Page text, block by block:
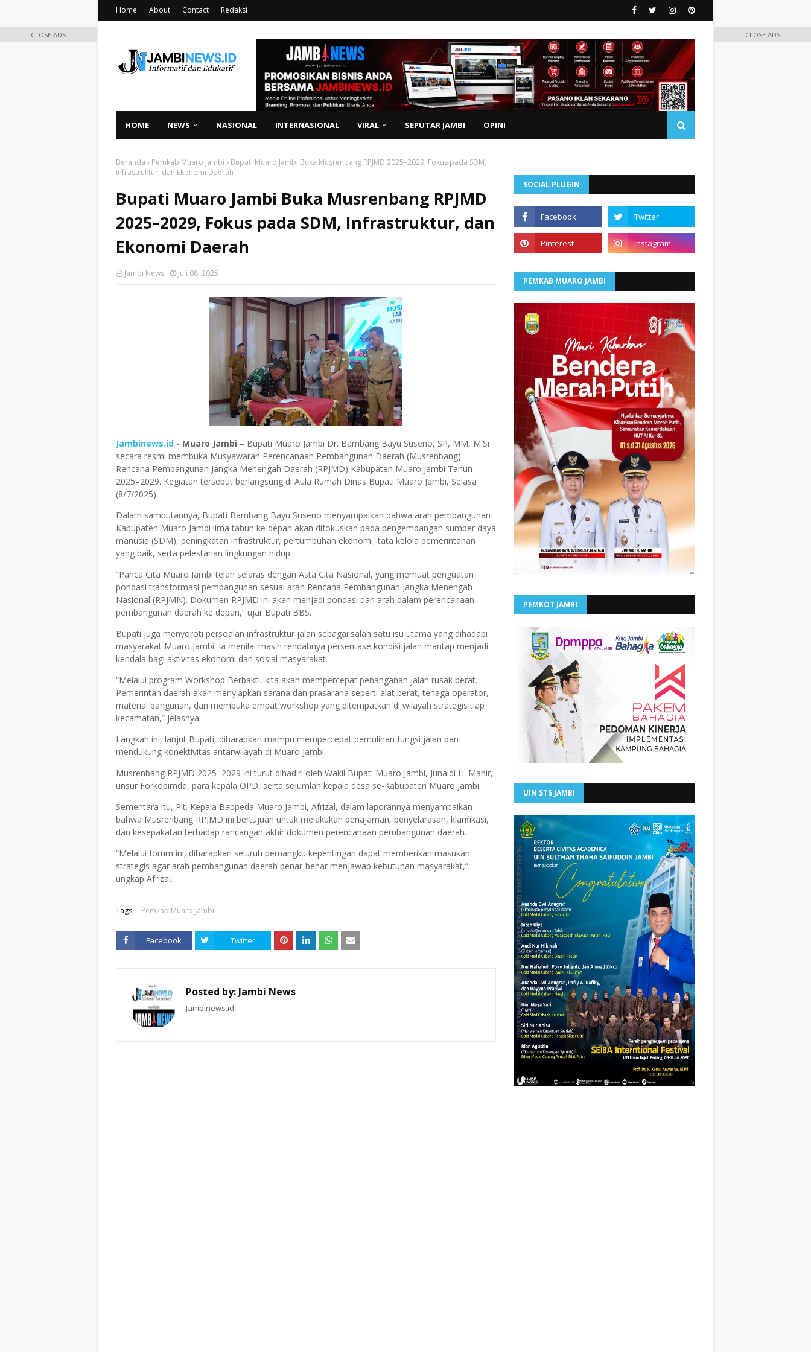
Home About Contact Redaksi
HOME NEWS NASIONAL INTERNASIONAL VIRAL SEPUTAR JAMBI OPINI
Beranda Pemkab Muaro Jambi
Bupati Muaro Jambi Buka Musrenbang RPJMD 2025–2029, Fokus pada SDM,
Infrastruktur, dan Ekonomi Daerah
Bupati Muaro Jambi Buka Musrenbang RPJMD
2025–2029, Fokus pada SDM, Infrastruktur, dan
Ekonomi Daerah
Jambi News Juli 08, 2025
Jambinews.id - Muaro Jambi – Bupati Muaro Jambi Dr. Bambang Bayu Suseno, SP, MM, M.Si
secara resmi membuka Musyawarah Perencanaan Pembangunan Daerah (Musrenbang)
Rencana Pembangunan Jangka Menengah Daerah (RPJMD) Kabupaten Muaro Jambi Tahun
2025–2029. Kegiatan tersebut berlangsung di Aula Rumah Dinas Bupati Muaro Jambi, Selasa
(8/7/2025).
Dalam sambutannya, Bupati Bambang Bayu Suseno menyampaikan bahwa arah pembangunan
Kabupaten Muaro Jambi lima tahun ke depan akan difokuskan pada pengembangan sumber daya
manusia (SDM), peningkatan infrastruktur, pertumbuhan ekonomi, tata kelola pemerintahan
yang baik, serta pelestarian lingkungan hidup.
“Panca Cita Muaro Jambi telah selaras dengan Asta Cita Nasional, yang memuat penguatan
pondasi transformasi pembangunan sesuai arah Rencana Pembangunan Jangka Menengah
Nasional (RPJMN). Dokumen RPJMD ini akan menjadi pondasi dan arah dalam perencanaan
pembangunan daerah ke depan,” ujar Bupati BBS.
Bupati juga menyoroti persoalan infrastruktur jalan sebagai salah satu isu utama yang dihadapi
masyarakat Muaro Jambi. Ia menilai masih rendahnya persentase kondisi jalan mantap menjadi
kendala bagi aktivitas ekonomi dan sosial masyarakat.
“Melalui program Workshop Berbakti, kita akan mempercepat penanganan jalan rusak berat.
Pemerintah daerah akan menyiapkan sarana dan prasarana seperti alat berat, tenaga operator,
material bangunan, dan membuka empat workshop yang ditempatkan di wilayah strategis tiap
kecamatan,” jelasnya.
Langkah ini, lanjut Bupati, diharapkan mampu mempercepat pemulihan fungsi jalan dan
mendukung konektivitas antarwilayah di Muaro Jambi.
Musrenbang RPJMD 2025–2029 ini turut dihadiri oleh Wakil Bupati Muaro Jambi, Junaidi H. Mahir,
unsur Forkopimda, para kepala OPD, serta sejumlah kepala desa se-Kabupaten Muaro Jambi.
Sementara itu, Plt. Kepala Bappeda Muaro Jambi, Afrizal, dalam laporannya menyampaikan
bahwa Musrenbang RPJMD ini bertujuan untuk melakukan penajaman, penyelarasan, klarifikasi,
dan kesepakatan terhadap rancangan akhir dokumen perencanaan pembangunan daerah.
“Melalui forum ini, diharapkan seluruh pemangku kepentingan dapat memberikan masukan
strategis agar arah pembangunan daerah benar-benar menjawab kebutuhan masyarakat,”
ungkap Afrizal.
Tags: Pemkab Muaro Jambi
Facebook Twitter
Posted by: Jambi News
Jambinews.id
CLOSE ADS CLOSE ADS
SOCIAL PLUGIN
PEMKAB MUARO JAMBI
PEMKOT JAMBI
UIN STS JAMBI